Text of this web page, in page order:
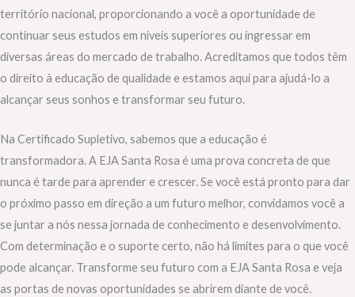
território nacional, proporcionando a você a oportunidade de
continuar seus estudos em níveis superiores ou ingressar em
diversas áreas do mercado de trabalho. Acreditamos que todos têm
o direito à educação de qualidade e estamos aqui para ajudá-lo a
alcançar seus sonhos e transformar seu futuro.
Na Certificado Supletivo, sabemos que a educação é
transformadora. A EJA Santa Rosa é uma prova concreta de que
nunca é tarde para aprender e crescer. Se você está pronto para dar
o próximo passo em direção a um futuro melhor, convidamos você a
se juntar a nós nessa jornada de conhecimento e desenvolvimento.
Com determinação e o suporte certo, não há limites para o que você
pode alcançar. Transforme seu futuro com a EJA Santa Rosa e veja
as portas de novas oportunidades se abrirem diante de você.